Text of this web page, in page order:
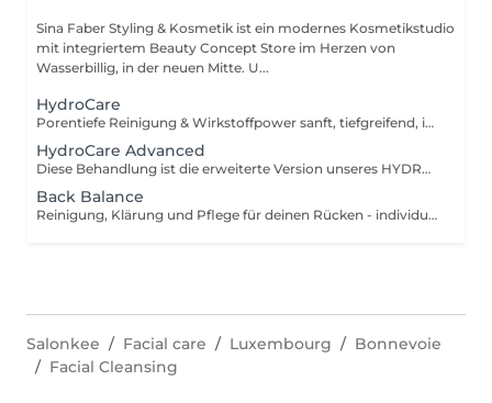
Sina Faber Styling & Kosmetik ist ein modernes Kosmetikstudio
mit integriertem Beauty Concept Store im Herzen von
Wasserbillig, in der neuen Mitte. U...
HydroCare
Porentiefe Reinigung & Wirkstoffpower sanft, tiefgreifend, individuell. Diese Behandlung bringt deine Haut auf ein neues Level mit der innovativen HYDROcare Aqua Balance Technologie, entwickelt in Deutschland. Anders als herkömmliche Aquabrasion arbeitet HYDROcare nicht nur mit Wasser sondern mit hochkonzentrierten Flüssigkeiten, die gezielt auf deine Hautbedürfnisse abgestimmt sind. 4 präzise abgestimmte Schritte sorgen für eine Kombination aus sanfter Tiefenreinigung, Hauterneuerung, Detox und Wirkstoffversorgung ohne Irritation, aber mit maximalem Glow. Die 4 Schritte im Überblick: 1. CLEAN Sanfte Tiefenreinigung mit Spirulina Maxima Extrakt und Pentylene Glycol. Entfernt Schmutz, überschüssigen Talg & Unreinheiten, stärkt die Hautbarriere 2. PEEL Mildes Peeling mit Glykolsäure & Milchsäure. Verfeinert die Hautstruktur, löst abgestorbene Hautzellen und bereitet die Haut optimal auf Wirkstoffe vor 3. DETOX Klärende Tiefenreinigung mit Hamamelis & Kamillenextrakt. Beruhigt, wirkt entzündungshemmend & reduziert Unterlagerungen 4. REFRESH Intensive Versorgung mit niedermolekularer Hyaluronsäure & Vitamin C. Polstert auf, versorgt mit Feuchtigkeit und schenkt sofortige Strahlkraft Ergebnisse, die du spürst und siehst!
HydroCare Advanced
Diese Behandlung ist die erweiterte Version unseres HYDROcare-Facials und geht noch einen entscheidenden Schritt weiter: Neben den 4 klassischen Aqua-Steps sorgt eine gezielte Sauerstoff-Wirkstoffversorgung und eine Druckluftmassage dafür, dass die Haut nicht nur gereinigt und durchfeuchtet wird sondern in der Tiefe versorgt, aktiviert und nachhaltig gestärkt. 6 Schritte für echte Veränderung: 1. CLEAN Reinigung mit Spirulina & Pentylene Glycol 2. PEEL Milde Säurelösung mit Glykol- & Milchsäure 3. DETOX Talgregulation mit Kamille & Hamamelis 4. REFRESH Hyaluron & Vitamin C für Frische & Glow 5. OXYGEN GUN Tiefenwirksame Wirkstoffversorgung: Hochdosierte Essenzen werden mit feinem Sauerstoffnebel auf die Haut aufgebracht. Durch ihre besonders niedrige Molekularstruktur dringen die Wirkstoffe tief ein ideal zur intensiven Feuchtigkeitsversorgung, Anti-Aging oder Beruhigung. 6. DERMA PRESSURE Sanfte Druckluftmassage: Impulse per Druckluft massieren die Essenzen gezielt in tiefere Hautschichten. Besonders effizient, punktgenau und völlig schmerzfrei für langanhaltende Effekte und ein strahlendes Finish.
Back Balance
Reinigung, Klärung und Pflege für deinen Rücken - individuell & wirkungsvoll. Unreiner Rücken? Unterlagerungen Pickelmale oder kleine Entzündungen, die einfach nicht weggehen wollen? Die Haut am Rücken ist oft schwieriger zu pflegen und dabei genauso sensibel wie im Gesicht. Mit Back Balance bieten wir dir eine professionelle Tiefenreinigung des Rückens abgestimmt auf dein Hautbild und deine individuellen Bedürfnisse. Was erwartet dich? Diese Behandlung kombiniert modernste Reinigungstechniken mit regenerierender Pflege, um die obersten Hautschichten gezielt zu verfeinern und für die Ausreinigung vorzubereiten. Besonders geeignet bei: - Entzündlicher oder unreiner Rückenpartie Akne - hormonell bedingten Rückenausbrüchen - Verhornungen & Pigmentstörungen - Vor besonderen Anlässen (z.B. Sommer, Hochzeit, Rückenfrei-Outfits)
Salonkee Facial care Luxembourg
Bonnevoie
Facial Cleansing